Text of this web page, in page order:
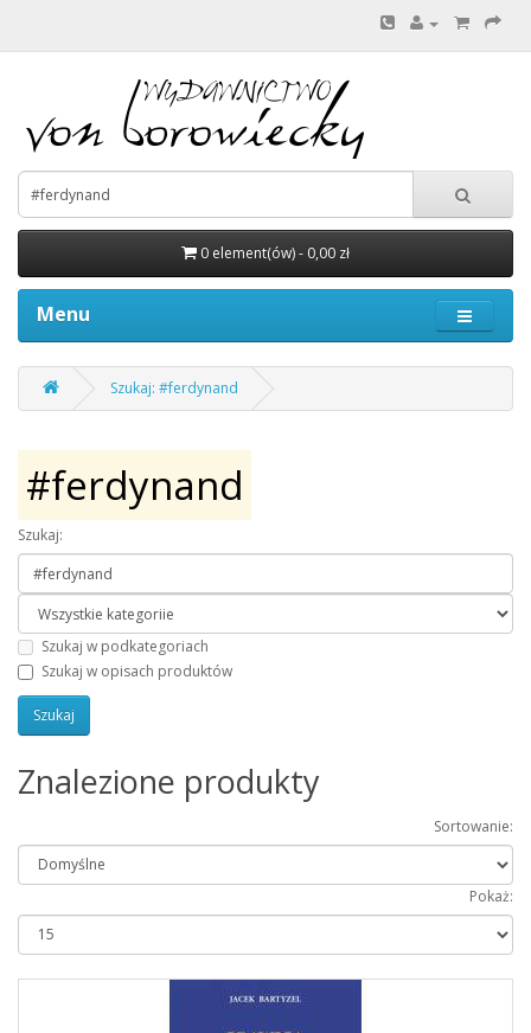
0 element(ów) - 0,00 zł
Menu
Szukaj: #ferdynand
#ferdynand
Szukaj:
Szukaj w podkategoriach
Szukaj w opisach produktów
Znalezione produkty
Sortowanie:
Pokaż: